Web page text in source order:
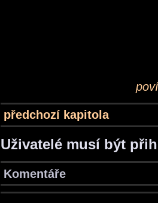
předchozí kapitola
Uživatelé musí být
Komentáře